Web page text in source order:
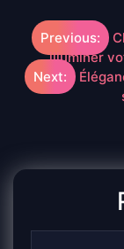
de
Previous:
illuminer
Next: